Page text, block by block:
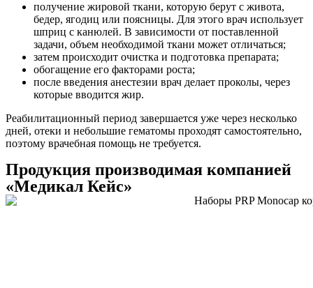
получение жировой ткани, которую берут с живота,
бедер, ягодиц или поясницы. Для этого врач использует
шприц с канюлей. В зависимости от поставленной
задачи, объем необходимой ткани может отличаться;
затем происходит очистка и подготовка препарата;
обогащение его факторами роста;
после введения анестезии врач делает проколы, через
которые вводится жир.
Реабилитационный период завершается уже через несколько
дней, отеки и небольшие гематомы проходят самостоятельно,
поэтому врачебная помощь не требуется.
Продукция производимая компанией
«Медикал Кейс»